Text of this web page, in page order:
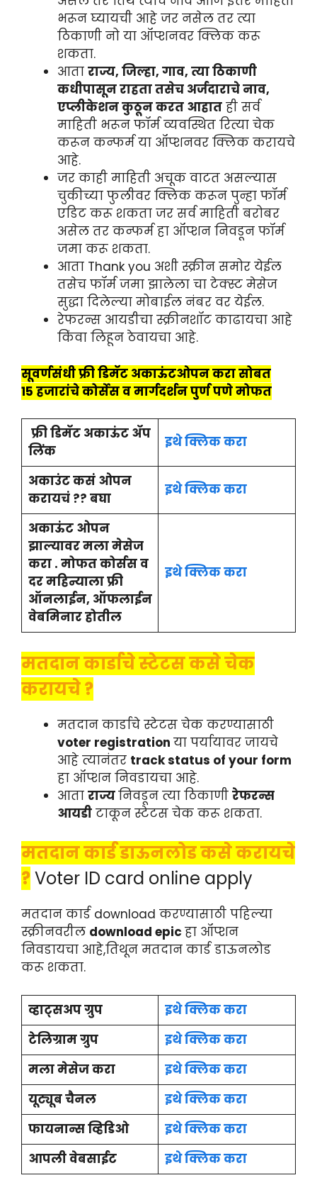
भरून घ्यायची आहे जर नसेल तर त्या
ठिकाणी नो या ऑप्शनवर क्लिक करू
शकता.
आता राज्य, जिल्हा, गाव, त्या ठिकाणी
कधीपासून राहता तसेच अर्जदाराचे नाव,
एप्लीकेशन कुठून करत आहात ही सर्व
माहिती भरून फॉर्म व्यवस्थित रित्या चेक
करून कन्फर्म या ऑप्शनवर क्लिक करायचे
आहे.
जर काही माहिती अचूक वाटत असल्यास
चुकीच्या फुलीवर क्लिक करून पुन्हा फॉर्म
एडिट करू शकता जर सर्व माहिती बरोबर
असेल तर कन्फर्म हा ऑप्शन निवडून फॉर्म
जमा करू शकता.
आता Thank you अशी स्क्रीन समोर येईल
तसेच फॉर्म जमा झालेला चा टेक्स्ट मेसेज
सुद्धा दिलेल्या मोबाईल नंबर वर येईल.
रेफरन्स आयडीचा स्क्रीनशॉट काढायचा आहे
किंवा लिहून ठेवायचा आहे.
सूवर्णसंधी फ्री डिमॅट अकाऊंटओपन करा सोबत
15 हजारांचे कोर्सेस व मार्गदर्शन पुर्ण पणे मोफत
फ्री डिमॅट अकाऊंट ॲप
लिंक
इथे क्लिक करा
अकाउंट कसं ओपन
करायचं ?? बघा
इथे क्लिक करा
अकाऊंट ओपन
झाल्यावर मला मेसेज
करा . मोफत कोर्सस व
दर महिन्याला फ्री
ऑनलाईन, ऑफलाईन
वेबमिनार होतील
इथे क्लिक करा
मतदान कार्डाचे स्टेटस कसे चेक
करायचे ?
मतदान कार्डाचे स्टेटस चेक करण्यासाठी
voter registration या पर्यायावर जायचे
आहे त्यानंतर track status of your form
हा ऑप्शन निवडायचा आहे.
आता राज्यनिवडून त्या ठिकाणी रेफरन्स
आयडी टाकून स्टेटस चेक करू शकता.
मतदान कार्ड डाऊनलोड कसे करायचे
? Voter ID card online apply
मतदान कार्ड download करण्यासाठी पहिल्या
स्क्रीनवरील download epicहा ऑप्शन
निवडायचा आहे,तिथून मतदान कार्ड डाऊनलोड
करू शकता.
व्हाट्सअप ग्रुप
इथे क्लिक करा
टेलिग्राम ग्रुप
इथे क्लिक करा
मला मेसेज करा
इथे क्लिक करा
यूट्यूब चैनल
इथे क्लिक करा
फायनान्स व्हिडिओ
इथे क्लिक करा
आपली वेबसाईट
इथे क्लिक करा